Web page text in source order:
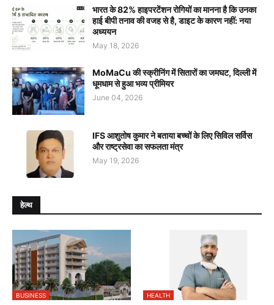
भारत के 82% हाइपरटेंशन रोगियों का मानना है कि उनका
हाई बीपी तनाव की वजह से है, डाइट के कारण नहीं: नया
अध्ययन
May 18, 2026
MoMaCu की स्क्रीनिंग में सितारों का जमघट, दिल्ली में
धूमधाम से हुआ भव्य प्रीमियर
June 04, 2026
IFS आशुतोष कुमार ने बताया बच्चों के लिए सिविल सर्विस
और राष्ट्रसेवा का सफलता मंत्र
May 19, 2026
हेल्थ
BUSINESS HEALTH